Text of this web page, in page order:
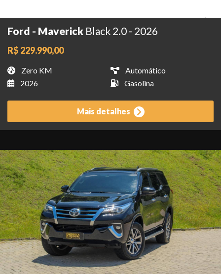
Ford - Maverick Black 2.0 - 2026
R$ 229.990,00
Zero KM
Automático
2026
Gasolina
Mais detalhes